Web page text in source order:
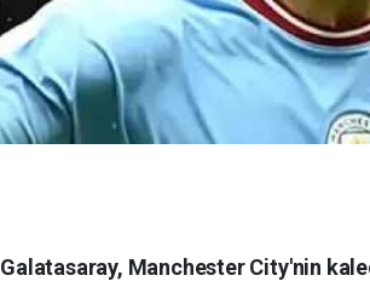
Galatasaray, Manchester City'nin